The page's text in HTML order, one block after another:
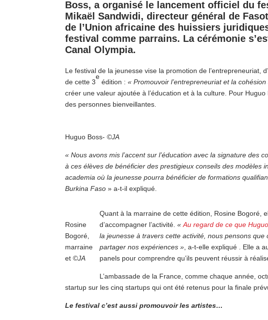
Boss, a organisé le lancement officiel du
Mikaël Sandwidi, directeur général de
de l’Union africaine des huissiers
festival comme parrains. La cérémonie
Canal Olympia.
Le festival de la jeunesse vise la promotion de l’entrepreneuriat,
de cette 3
e
édition :« Promouvoir l’entrepreneuriat et la
créer une valeur ajoutée à l’éducation et à la culture. Pour
des personnes bienveillantes.
Huguo Boss-©JA
« Nous avons mis l’accent sur l’éducation avec la signature
à ces élèves de bénéficier des prestigieux conseils des modèles
academia où la jeunesse pourra bénéficier de formations
Burkina Faso » a-t-il expliqué.
Rosine
Bogoré,
marraine
et©JA
Quant à la marraine de cette édition, Rosine Bogoré,
d’accompagner l’activité.«Au regard de ce que
la jeunesse à travers cette activité, nous pensons
partager nos expériences » , a-t-elle expliqué . Elle a
panels pour comprendre qu’ils peuvent réussir à
L’ambassade de la France, comme chaque année,
startup sur les cinq startups qui ont été retenus pour la finale
Le festival c’est aussi promouvoir les artistes…